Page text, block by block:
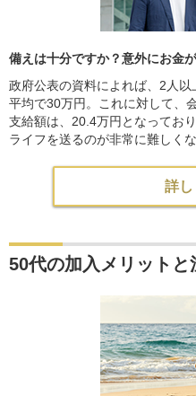
備えは十分ですか？意外にお金
政府公表の資料によれば、2人
平均で30万円。これに対して、
支給額は、20.4万円となってお
ライフを送るのが非常に難しくな
詳し
50代の加入メリットと